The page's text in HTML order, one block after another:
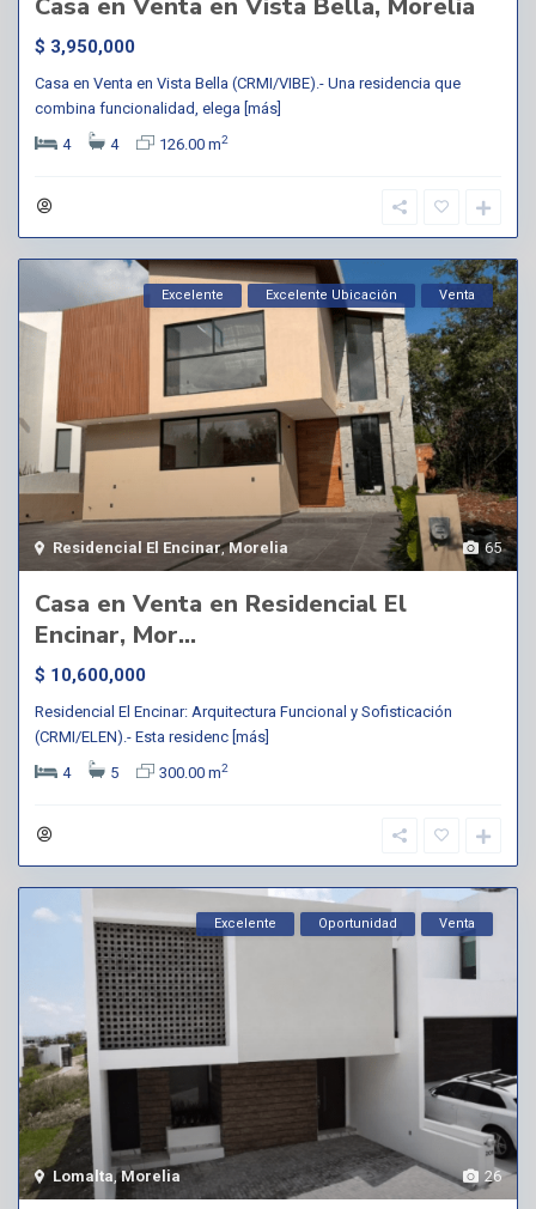
$ 3,950,000
Casa en Venta en Vista Bella (CRMI/VIBE).- Una residencia que
combina funcionalidad, elega [más]
4
4 126.00 m2
65
Residencial El Encinar,Morelia
Excelente Excelente Ubicación Venta
Casa en Venta en Residencial El
Encinar, Mor...
$ 10,600,000
Residencial El Encinar: Arquitectura Funcional y Sofisticación
(CRMI/ELEN).- Esta residenc [más]
4
5 300.00 m2
26
Lomalta ,Morelia
Excelente Oportunidad Venta